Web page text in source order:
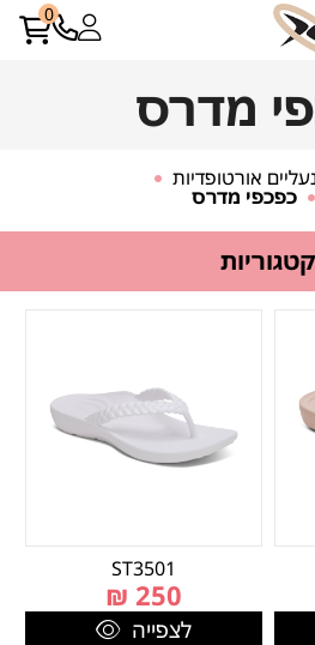
0
מדרס
נעליים אורטופדיות
כפכפי מדרס
קטגוריות
ST3501
250
₪
לצפייה